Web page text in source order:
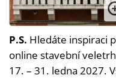
P.S. Hledáte inspiraci
online stavební
17. – 31. ledna 2027.